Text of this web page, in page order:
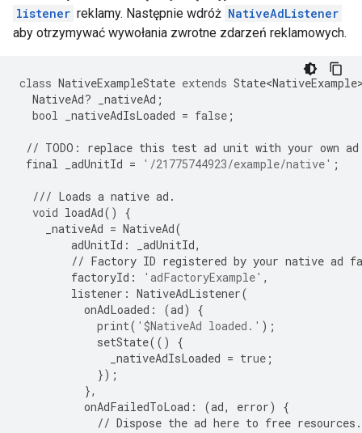
listener reklamy. Następnie wdróż NativeAdListener
aby otrzymywać wywołania zwrotne zdarzeń reklamowych.
class NativeExampleState extends
NativeAd? _nativeAd ;
bool
_nativeAdIsLoaded = false ;
// TODO : replace this test ad unit with your own ad
final
_adUnitId = '/21775744923/example/native' ;
/// Loads a native ad .
void loadAd()
{
_nativeAd = NativeAd(
adUnitId : _adUnitId,
// Factory ID registered by your native ad
factoryId : 'adFactoryExample' ,
listener : NativeAdListener(
onAdLoaded : (ad)
{
print( '$NativeAd loaded.' );
setState(()
{
_nativeAdIsLoaded = true ;
});
},
onAdFailedToLoad : (ad, error)
{
// Dispose the ad here to free resources .